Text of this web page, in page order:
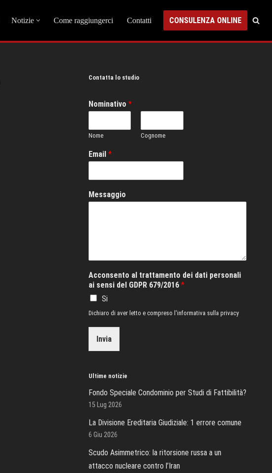
Notizie Come raggiungerci Contatti CONSULENZA ONLINE
Contatta lo studio
Nominativo *
Nome Cognome
Email *
Messaggio
Acconsento al trattamento dei dati personali
ai sensi del GDPR 679/2016 *
Si
Dichiaro di aver letto e compreso l'informativa sulla privacy
Invia
Ultime notizie
Fondo Speciale Condominio per Studi di Fattibilità?
15 Lug 2026
La Divisione Ereditaria Giudiziale: 1 errore comune
6 Giu 2026
Scudo Asimmetrico: la ritorsione russa a un
attacco nucleare contro l’Iran